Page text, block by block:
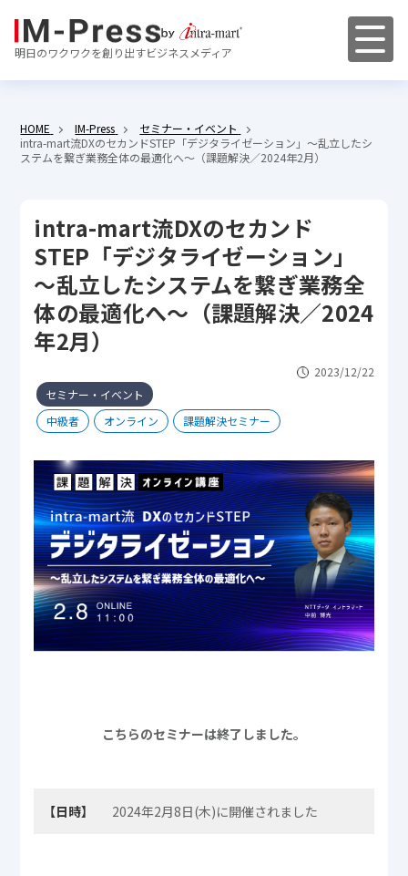
明日のワクワクを創り出すビジネスメディア
HOME IM-Press
セミナー・イベント
intra-mart流DXのセカンドSTEP「デジタライゼーション」～乱立したシ
ステムを繋ぎ業務全体の最適化へ～（課題解決／2024年2月）
intra-mart流DXのセカンド
STEP「デジタライゼーション」
～乱立したシステムを繋ぎ業務全
体の最適化へ～（課題解決／2024
年2月）
2023/12/22
セミナー・イベント
中級者
オンライン 課題解決セミナー
こちらのセミナーは終了しました。
【日時】 2024年2月8日(木)に開催されました